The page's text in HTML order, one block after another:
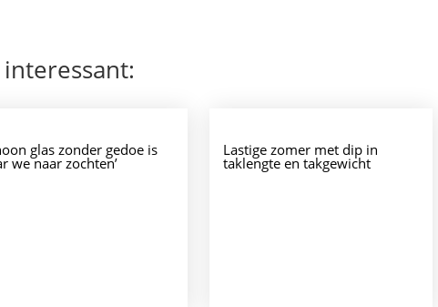
glas zonder gedoe is
we naar zochten’
Lastige zomer met dip in
taklengte en takgewicht